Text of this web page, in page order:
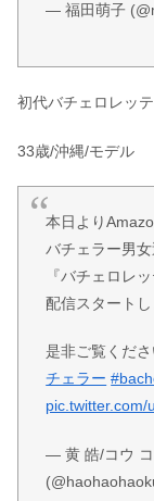
— 福田萌子
初代バチェロレッ
33歳/沖縄/モデル
本日より
バチェラー男
『バチェロレ
配信スタートし
是非ご覧くださ
チェラー
pic.twitter.com/
— 黄 皓/コウ コ